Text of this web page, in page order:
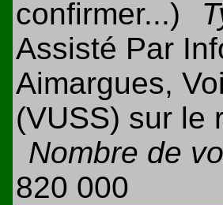
confirmer...)
Assisté Par
Aimargues,
(VUSS) sur le
Nombre de
820 000